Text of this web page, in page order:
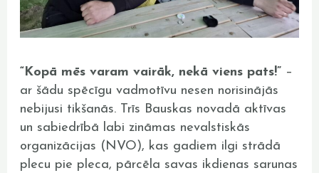
“Kopā mēs varam vairāk, nekā viens pats!” –
ar šādu spēcīgu vadmotīvu nesen norisinājās
nebijusi tikšanās. Trīs Bauskas novadā aktīvas
un sabiedrībā labi zināmas nevalstiskās
organizācijas (NVO), kas gadiem ilgi strādā
plecu pie pleca, pārcēla savas ikdienas sarunas